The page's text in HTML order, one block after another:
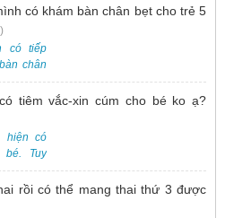
có khám bàn chân bẹt cho trẻ 5
có tiếp
chân
cả trẻ 5
bé đến
viện
khoa
thuận
đặt lịch
hỗ trợ
Zalo
tiêm vắc-xin cúm cho bé ko ạ?
hiện có
bé. Tuy
về
phải lúc
rồi có thể mang thai thứ 3 được